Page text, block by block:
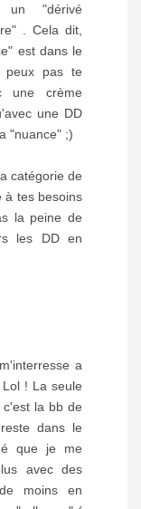
un "dérivé
. Cela dit,
est dans le
pas te
une crème
une DD
"nuance" ;)
catégorie de
à tes besoins
la peine de
les DD en
a
! La seule
la bb de
dans le
que je me
avec des
moins en